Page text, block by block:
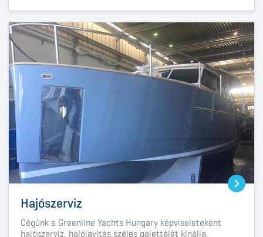
Hajószerviz
Cégünk a Greenline Yachts Hungary képviseleteként
hajószerviz, hajójavítás széles palettáját kínálja.